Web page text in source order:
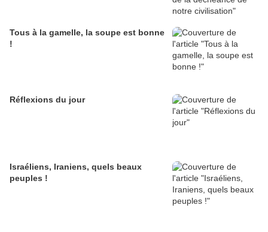
Tous à la gamelle, la soupe est bonne
!
Réflexions du jour
Israéliens, Iraniens, quels beaux
peuples !